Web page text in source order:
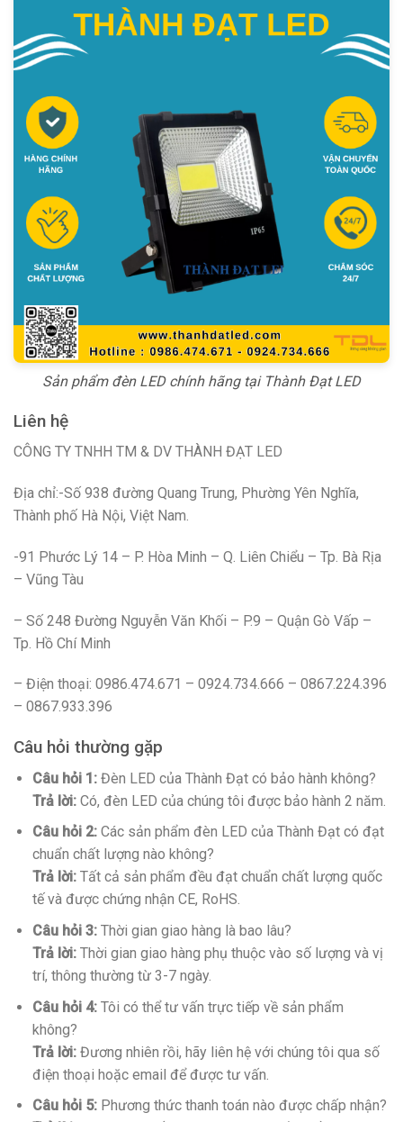
Sản phẩm đèn LED chính hãng tại Thành Đạt LED
Liên hệ
CÔNG TY TNHH TM & DV THÀNH ĐẠT LED
Địa chỉ:-Số 938 đường Quang Trung, Phường Yên Nghĩa,
Thành phố Hà Nội, Việt Nam.
-91 Phước Lý 14 – P. Hòa Minh – Q. Liên Chiểu – Tp. Bà Rịa
– Vũng Tàu
– Số 248 Đường Nguyễn Văn Khối – P.9 – Quận Gò Vấp –
Tp. Hồ Chí Minh
– Điện thoại: 0986.474.671 – 0924.734.666 – 0867.224.396
– 0867.933.396
Câu hỏi thường gặp
Câu hỏi 1:Đèn LED của Thành Đạt có bảo hành không?
Trả lời:Có, đèn LED của chúng tôi được bảo hành 2 năm.
Câu hỏi 2:Các sản phẩm đèn LED của Thành Đạt có đạt
chuẩn chất lượng nào không?
Trả lời:Tất cả sản phẩm đều đạt chuẩn chất lượng quốc
tế và được chứng nhận CE, RoHS.
Câu hỏi 3:Thời gian giao hàng là bao lâu?
Trả lời:Thời gian giao hàng phụ thuộc vào số lượng và vị
trí, thông thường từ 3-7 ngày.
Câu hỏi 4:Tôi có thể tư vấn trực tiếp về sản phẩm
không?
Trả lời:Đương nhiên rồi, hãy liên hệ với chúng tôi qua số
điện thoại hoặc email để được tư vấn.
Câu hỏi 5:Phương thức thanh toán nào được chấp nhận?